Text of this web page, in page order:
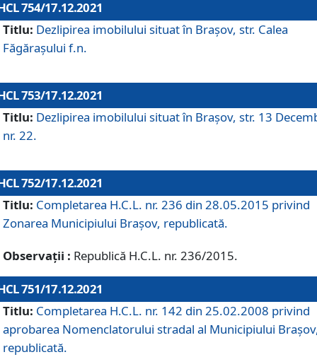
754/17.12.2021
Titlu: Dezlipirea imobilului situat în Brașov, str. Calea
Făgărașului f.n.
753/17.12.2021
Titlu: Dezlipirea imobilului situat în Brașov, str. 13
nr. 22.
752/17.12.2021
Titlu: Completarea H.C.L. nr. 236 din 28.05.2015 privind
Zonarea Municipiului Braşov, republicată.
Observații : Republică H.C.L. nr. 236/2015.
751/17.12.2021
Titlu: Completarea H.C.L. nr. 142 din 25.02.2008 privind
aprobarea Nomenclatorului stradal al Municipiului
republicată.